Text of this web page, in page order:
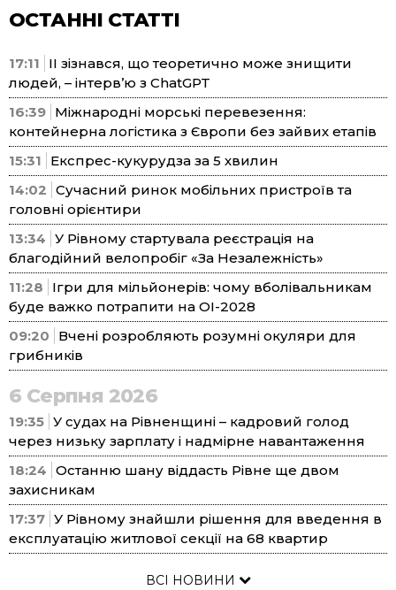
ОСТАННІ СТАТТІ
17:11
ІІ зізнався, що теоретично може знищити
людей, – інтерв’ю з ChatGPT
16:39 Міжнародні морські перевезення:
контейнерна логістика з Європи без зайвих етапів
15:31
Експрес-кукурудза за 5 хвилин
14:02 Сучасний ринок мобільних пристроїв та
головні орієнтири
13:34 У Рівному стартувала реєстрація на
благодійний велопробіг «За Незалежність»
11:28
Ігри для мільйонерів: чому вболівальникам
буде важко потрапити на ОІ-2028
09:20
Вчені розробляють розумні окуляри для
грибників
6 Серпня 2026
19:35 У судах на Рівненщині – кадровий голод
через низьку зарплату і надмірне навантаження
18:24 Останню шану віддасть Рівне ще двом
захисникам
17:37 У Рівному знайшли рішення для введення в
експлуатацію житлової секції на 68 квартир
ВСІ НОВИНИ